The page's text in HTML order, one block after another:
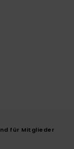
für Mitglieder